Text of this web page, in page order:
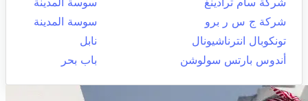
شركة ج س ر برو
سوسة المدينة
تونكوبال انترناشيونال
نابل
أندوس بارتس سولوشن
باب بحر